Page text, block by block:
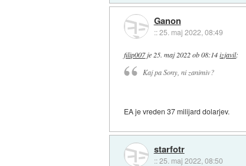
Ganon
::25. maj 2022, 08:49
filip007je 25. maj 2022 ob 08:14 izjavil:
Kaj pa Sony, ni zanimiv?
EA je vreden 37 milijard dolarjev.
starfotr
::25. maj 2022, 08:50